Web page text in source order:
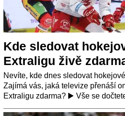
Kde sledovat
Extraligu živě
Nevíte, kde dnes sledovat
Zajímá vás, jaká televize přenáší
Extraligu zdarma? ▶️ Vše se